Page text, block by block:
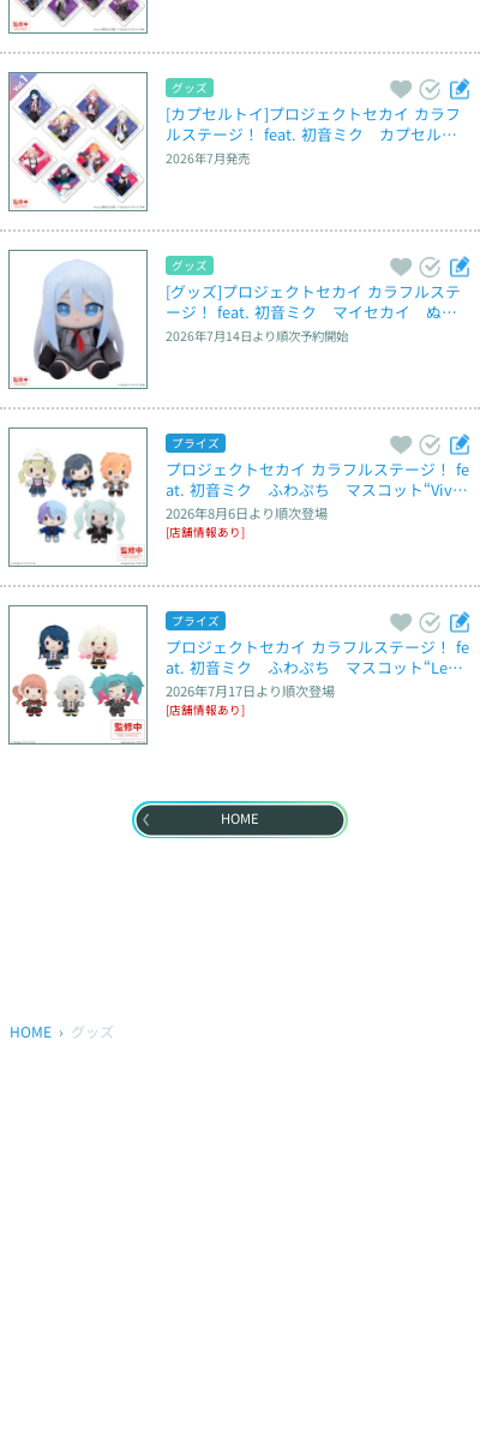
グッズ
[カプセルトイ]プロジェクトセカイ カラフ
ルステージ！ feat. 初音ミク　カプセルア
クリルマグネット　Vol.1
2026年7月発売
グッズ
[グッズ]プロジェクトセカイ カラフルステ
ージ！ feat. 初音ミク　マイセカイ　ぬい
ぐるみ　－宵崎 奏のぬいぐるみ－（S）
2026年7月14日より順次予約開始
プライズ
プロジェクトセカイ カラフルステージ！ fe
at. 初音ミク　ふわぷち　マスコット“Vivi
d BAD SQUAD”～Brand New World～
2026年8月6日より順次登場
[店舗情報あり]
プライズ
プロジェクトセカイ カラフルステージ！ fe
at. 初音ミク　ふわぷち　マスコット“Leo/
need”～Brand New World～
2026年7月17日より順次登場
[店舗情報あり]
HOME
HOME グッズ